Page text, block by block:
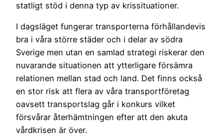
statligt stöd i denna typ av krissituationer.
I dagsläget fungerar transporterna förhållandevis
bra i våra större städer och i delar av södra
Sverige men utan en samlad strategi riskerar den
nuvarande situationen att ytterligare försämra
relationen mellan stad och land. Det finns också
en stor risk att flera av våra transportföretag
oavsett transportslag går i konkurs vilket
försvårar återhämtningen efter att den akuta
vårdkrisen är över.